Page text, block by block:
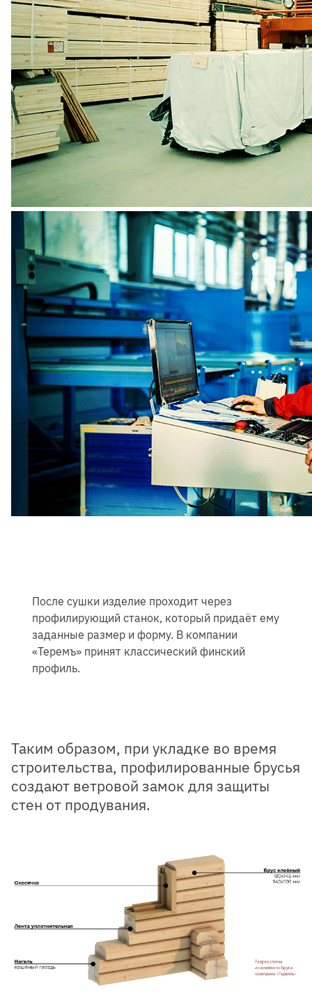
После сушки изделие проходит через
профилирующий станок, который придаёт ему
заданные размер и форму. В компании
«Теремъ» принят классический финский
профиль.
Таким образом, при укладке во время
строительства, профилированные брусья
создают ветровой замок для защиты
стен от продувания.